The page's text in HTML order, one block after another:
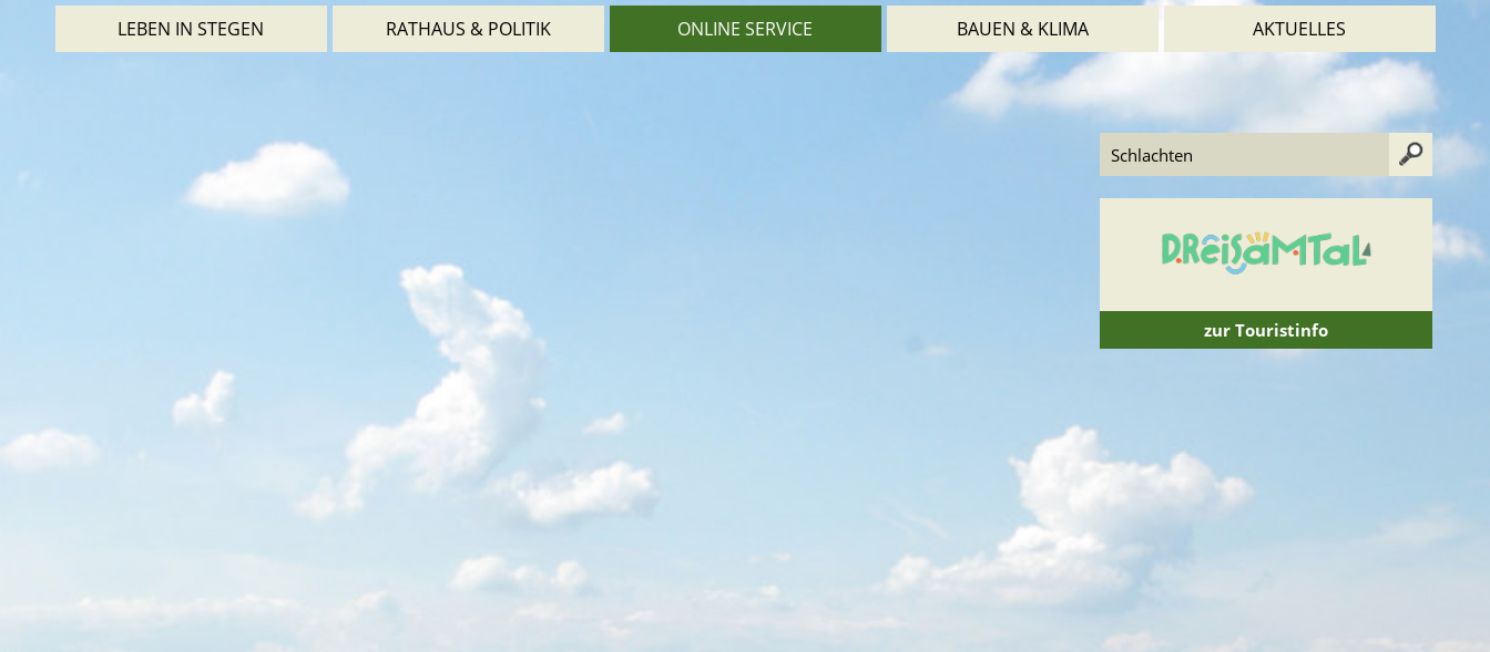
LEBEN IN STEGEN RATHAUS & POLITIK ONLINE SERVICE BAUEN & KLIMA AKTUELLES
zur Touristinfo